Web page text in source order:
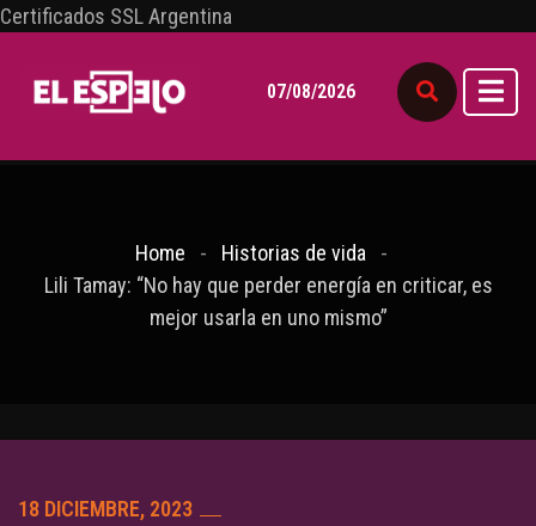
Certificados SSL Argentina
07/08/2026
Home
Historias de vida
Lili Tamay: “No hay que perder energía en criticar, es
mejor usarla en uno mismo”
18 DICIEMBRE, 2023